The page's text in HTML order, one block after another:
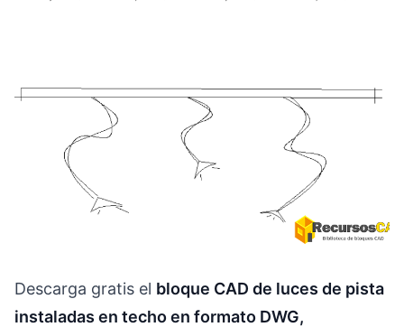
Descarga gratis el bloque CAD de luces de pista
instaladas en techo en formato DWG,